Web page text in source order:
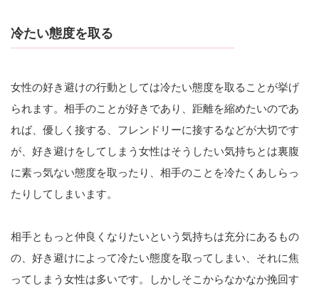
冷たい態度を取る
女性の好き避けの行動としては冷たい態度を取ることが挙げ
られます。相手のことが好きであり、距離を縮めたいのであ
れば、優しく接する、フレンドリーに接するなどが大切です
が、好き避けをしてしまう女性はそうしたい気持ちとは裏腹
に素っ気ない態度を取ったり、相手のことを冷たくあしらっ
たりしてしまいます。
相手ともっと仲良くなりたいという気持ちは充分にあるもの
の、好き避けによって冷たい態度を取ってしまい、それに焦
ってしまう女性は多いです。しかしそこからなかなか挽回す